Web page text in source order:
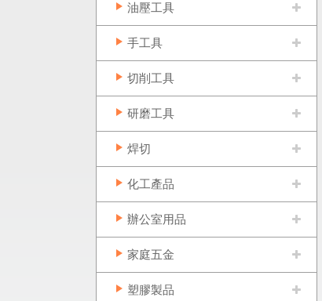
油壓工具
手工具
切削工具
研磨工具
焊切
化工產品
辦公室用品
家庭五金
塑膠製品